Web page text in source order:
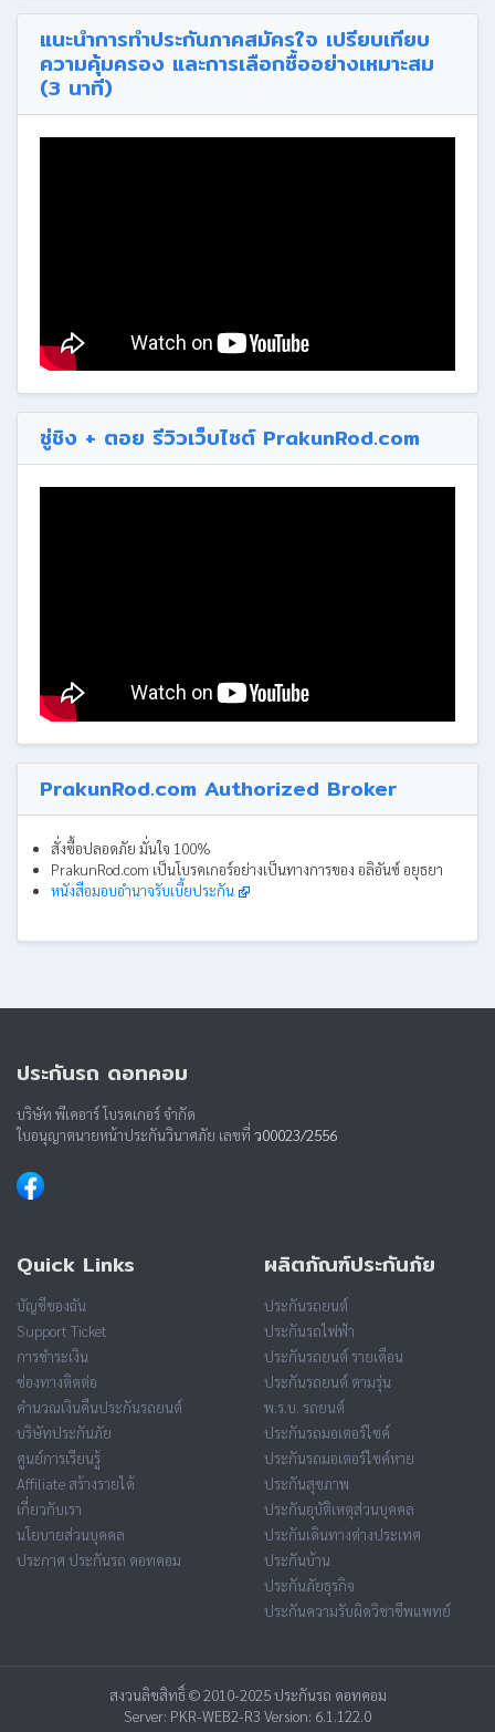
แนะนำการทำประกันภาคสมัครใจ เปรียบเทียบ
ความคุ้มครอง และการเลือกซื้ออย่างเหมาะสม
(3 นาที)
ซู่ชิง + ตอย รีวิวเว็บไซต์ PrakunRod.com
PrakunRod.com Authorized Broker
สั่งซื้อปลอดภัย มั่นใจ 100%
PrakunRod.com เป็นโบรคเกอร์อย่างเป็นทางการของ อลิอันซ์ อยุธยา
หนังสือมอบอำนาจรับเบี้ยประกัน
ประกันรถ ดอทคอม
บริษัท พีเคอาร์ โบรคเกอร์ จำกัด
ใบอนุญาตนายหน้าประกันวินาศภัย เลขที่ ว00023/2556
Quick Links
บัญชีของฉัน
Support Ticket
การชำระเงิน
ช่องทางติดต่อ
คำนวณเงินคืนประกันรถยนต์
บริษัทประกันภัย
ศูนย์การเรียนรู้
Affiliate สร้างรายได้
เกี่ยวกับเรา
นโยบายส่วนบุคคล
ประกาศ ประกันรถ ดอทคอม
ผลิตภัณฑ์ประกันภัย
ประกันรถยนต์
ประกันรถไฟฟ้า
ประกันรถยนต์ รายเดือน
ประกันรถยนต์ ตามรุ่น
พ.ร.บ. รถยนต์
ประกันรถมอเตอร์ไซค์
ประกันรถมอเตอร์ไซค์หาย
ประกันสุขภาพ
ประกันอุบัติเหตุส่วนบุคคล
ประกันเดินทางต่างประเทศ
ประกันบ้าน
ประกันภัยธุรกิจ
ประกันความรับผิดวิชาชีพแพทย์
สงวนลิขสิทธิ์ © 2010-2025 ประกันรถ ดอทคอม
Server: PKR-WEB2-R3 Version: 6.1.122.0